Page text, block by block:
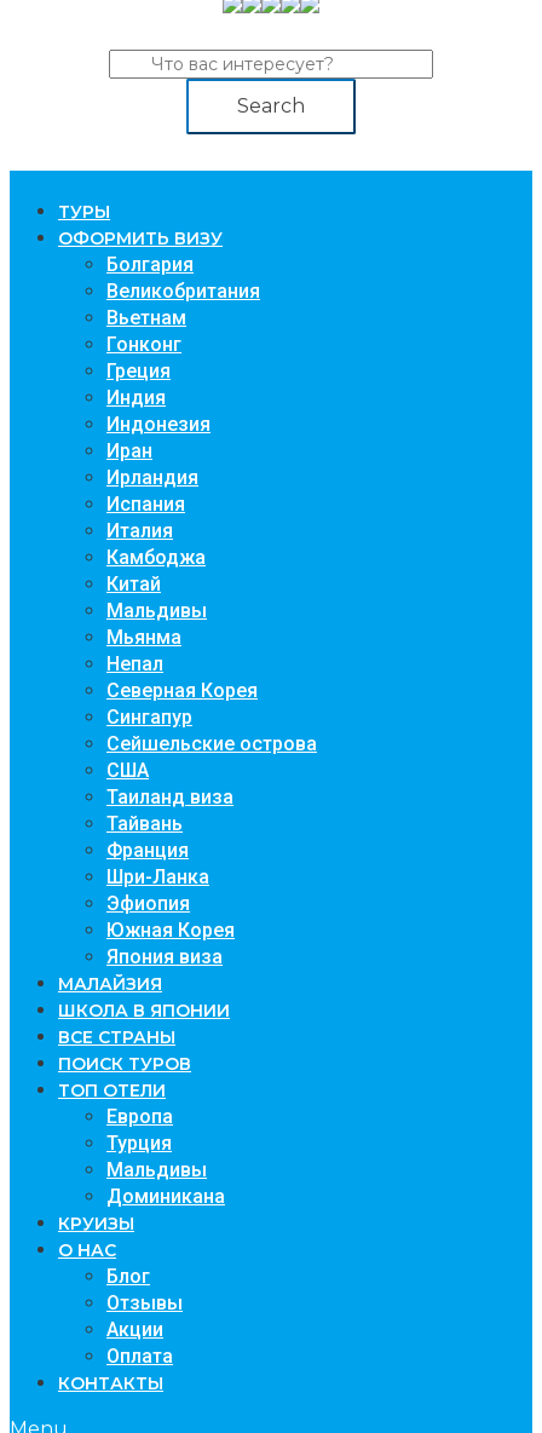
Search
TУРЫ
ОФОРМИТЬ ВИЗУ
Болгария
Великобритания
Вьетнам
Гонконг
Греция
Индия
Индонезия
Иран
Ирландия
Испания
Италия
Камбоджа
Китай
Мальдивы
Мьянма
Непал
Северная Корея
Сингапур
Сейшельские острова
США
Таиланд виза
Тайвань
Франция
Шри-Ланка
Эфиопия
Южная Корея
Япония виза
МАЛАЙЗИЯ
ШКОЛА В ЯПОНИИ
ВСЕ СТРАНЫ
ПОИСК ТУРОВ
ТОП ОТЕЛИ
Европа
Турция
Мальдивы
Доминикана
КРУИЗЫ
О НАС
Блог
Отзывы
Акции
Оплата
КОНТАКТЫ